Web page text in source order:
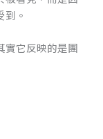
。
實它反映的是團